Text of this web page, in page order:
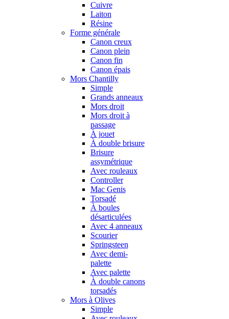
Cuivre
Laiton
Résine
Forme générale
Canon creux
Canon plein
Canon fin
Canon épais
Mors Chantilly
Simple
Grands anneaux
Mors droit
Mors droit à
passage
À jouet
À double brisure
Brisure
assymétrique
Avec rouleaux
Controller
Mac Genis
Torsadé
À boules
désarticulées
Avec 4 anneaux
Scourier
Springsteen
Avec demi-
palette
Avec palette
À double canons
torsadés
Mors à Olives
Simple